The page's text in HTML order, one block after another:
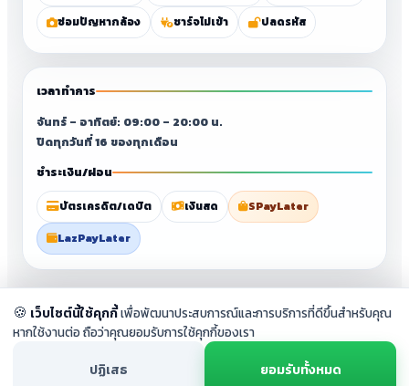
ซ่อมปัญหากล้อง
ชาร์จไม่เข้า ปลดรหัส
เวลาทำการ
จันทร์ – อาทิตย์: 09:00 – 20:00 น.
ปิดทุกวันที่ 16 ของทุกเดือน
ชำระเงิน/ผ่อน
บัตรเครดิต/เดบิต เงินสด
SPayLater
LazPayLater
© 2023–2026 ศูนย์ซ่อมมือถือสุราษฎร์ธานี ByChang Fix Phone. All
rights reserved.
🍪 เว็บไซต์นี้ใช้คุกกี้เพื่อพัฒนาประสบการณ์และการบริการที่ดีขึ้นสำหรับคุณ
หากใช้งานต่อ ถือว่าคุณยอมรับการใช้คุกกี้ของเรา
ปฏิเสธ ยอมรับทั้งหมด